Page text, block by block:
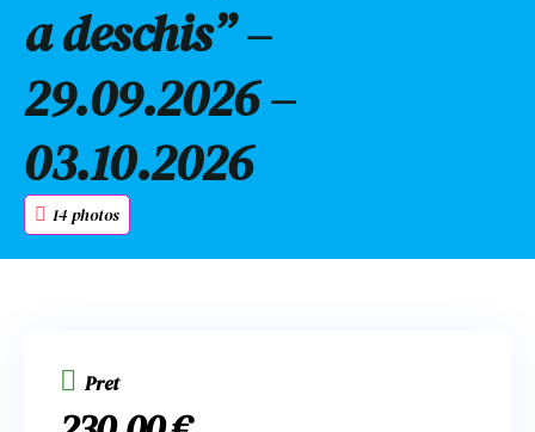
a deschis” –
29.09.2026 –
03.10.2026
14 photos
Pret